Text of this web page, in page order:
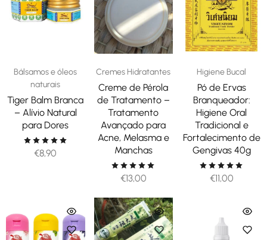
Bálsamos e óleos
naturais
Tiger Balm Branca
– Alívio Natural
para Dores
€8,90
Cremes Hidratantes
Creme de Pérola
de Tratamento –
Tratamento
Avançado para
Acne, Melasma e
Manchas
€13,00
Higiene Bucal
Pó de Ervas
Branqueador:
Higiene Oral
Tradicional e
Fortalecimento de
Gengivas 40g
€11,00